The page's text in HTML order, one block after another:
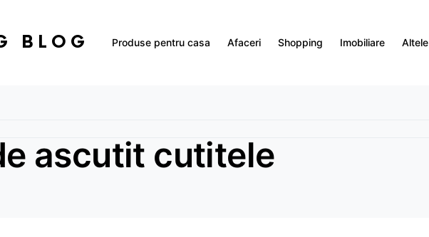
BLOG Produse pentru casa Afaceri Shopping Imobiliare Altele
ascutit cutitele